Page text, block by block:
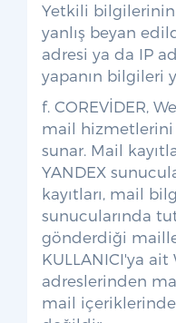
Yetkili
yanlış beyan
adresi ya da IP
yapanın bilgileri
f. COREVİDER,
mail hizmetlerini
sunar. Mail
YANDEX
kayıtları, mail
sunucularında
gönderdiği
KULLANICI'ya ait
adreslerinden
mail